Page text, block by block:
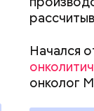
Начался
онколог
Вред